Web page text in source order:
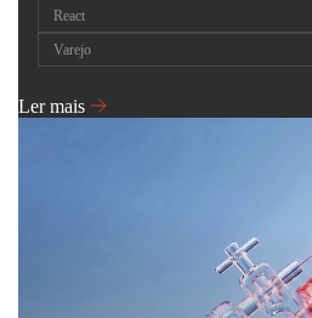
React
Varejo
Ler mais